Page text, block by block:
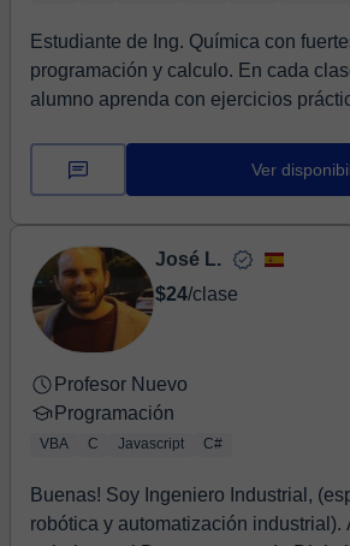
Estudiante de Ing. Química con fuertes conocimiento en
programación y calculo. En cada clase busco que el
alumno aprenda con ejercicios
Ver
José L.
$24/clase
Profesor Nuevo
Programación
VBA C Javascript C#
Buenas! Soy Ingeniero Industrial,
robótica y automatización industrial).